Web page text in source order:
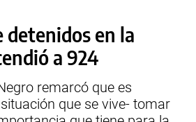
detenidos en la
a 924
remarcó que es
que se vive- tomar